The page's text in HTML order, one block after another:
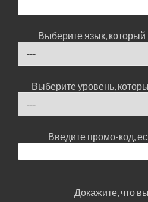
Выберите язык, который
Выберите уровень,
Введите промо-код,
Докажите, что